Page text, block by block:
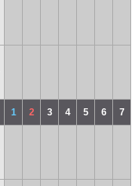
1 2 3 4 5 6 7